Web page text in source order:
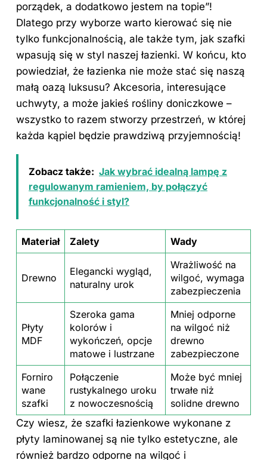
porządek, a dodatkowo jestem na topie”!
Dlatego przy wyborze warto kierować się nie
tylko funkcjonalnością, ale także tym, jak szafki
wpasują się w styl naszej łazienki. W końcu, kto
powiedział, że łazienka nie może stać się naszą
małą oazą luksusu? Akcesoria, interesujące
uchwyty, a może jakieś rośliny doniczkowe –
wszystko to razem stworzy przestrzeń, w której
każda kąpiel będzie prawdziwą przyjemnością!
Zobacz także: Jak wybrać idealną lampę z
regulowanym ramieniem, by połączyć
funkcjonalność i styl?
Materiał Zalety Wady
Drewno
Elegancki wygląd,
naturalny urok
Wrażliwość na
wilgoć, wymaga
zabezpieczenia
Płyty
MDF
Szeroka gama
kolorów i
wykończeń, opcje
matowe i lustrzane
Mniej odporne
na wilgoć niż
drewno
zabezpieczone
Forniro
wane
szafki
Połączenie
rustykalnego uroku
z nowoczesnością
Może być mniej
trwałe niż
solidne drewno
Czy wiesz, że szafki łazienkowe wykonane z
płyty laminowanej są nie tylko estetyczne, ale
również bardzo odporne na wilgoć i